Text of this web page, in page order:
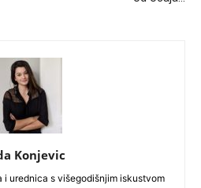
Konjevic
urednica s višegodišnjim iskustvom